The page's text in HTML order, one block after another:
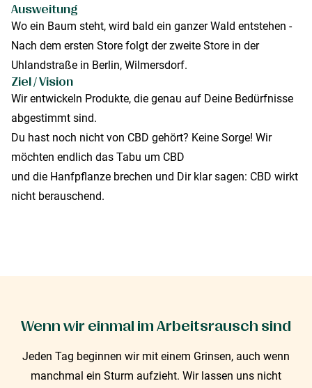
Ausweitung
Wo ein Baum steht, wird bald ein ganzer Wald entstehen -
Nach dem ersten Store folgt der zweite Store in der
Uhlandstraße in Berlin, Wilmersdorf.
Ziel / Vision
Wir entwickeln Produkte, die genau auf Deine Bedürfnisse
abgestimmt sind.
Du hast noch nicht von CBD gehört? Keine Sorge! Wir
möchten endlich das Tabu um CBD
und die Hanfpflanze brechen und Dir klar sagen: CBD wirkt
nicht berauschend.
Wenn wir einmal im Arbeitsrausch sind
Jeden Tag beginnen wir mit einem Grinsen, auch wenn
manchmal ein Sturm aufzieht. Wir lassen uns nicht